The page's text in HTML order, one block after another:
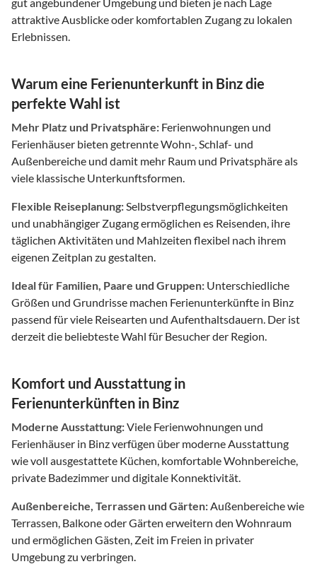
attraktive Ausblicke oder komfortablen Zugang zu lokalen
Erlebnissen.
Warum eine Ferienunterkunft in Binz die
perfekte Wahl ist
Mehr Platz und Privatsphäre: Ferienwohnungen und
Ferienhäuser bieten getrennte Wohn-, Schlaf- und
Außenbereiche und damit mehr Raum und Privatsphäre als
viele klassische Unterkunftsformen.
Flexible Reiseplanung:Selbstverpflegungsmöglichkeiten
und unabhängiger Zugang ermöglichen es Reisenden, ihre
täglichen Aktivitäten und Mahlzeiten flexibel nach ihrem
eigenen Zeitplan zu gestalten.
Ideal für Familien, Paare und Gruppen: Unterschiedliche
Größen und Grundrisse machen Ferienunterkünfte in Binz
passend für viele Reisearten und Aufenthaltsdauern. Der ist
derzeit die beliebteste Wahl für Besucher der Region.
Komfort und Ausstattung in
Ferienunterkünften in Binz
Moderne Ausstattung:Viele Ferienwohnungen und
Ferienhäuser in Binz verfügen über moderne Ausstattung
wie voll ausgestattete Küchen, komfortable Wohnbereiche,
private Badezimmer und digitale Konnektivität.
Außenbereiche, Terrassen und Gärten:Außenbereiche wie
Terrassen, Balkone oder Gärten erweitern den Wohnraum
und ermöglichen Gästen, Zeit im Freien in privater
Umgebung zu verbringen.